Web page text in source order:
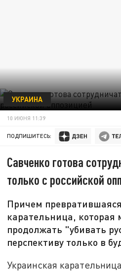
УКРАИНА
10 ИЮНЯ 11:39
ПОДПИШИТЕСЬ:
Савченко готова
только с российской
Причем
карательница, которая
продолжать "убивать
перспективу только в
Украинская